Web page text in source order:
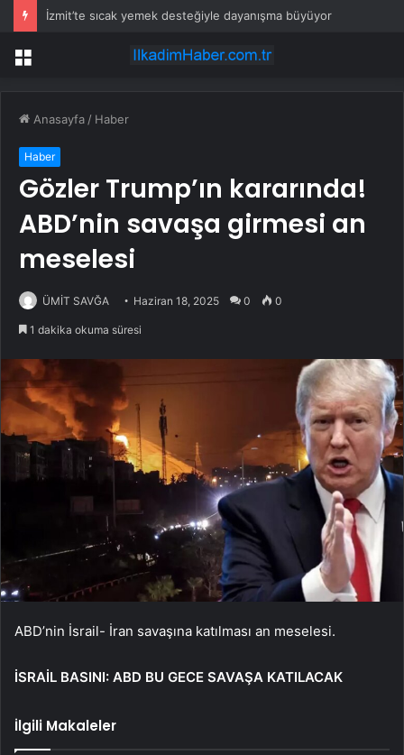
İzmit’te sıcak yemek desteğiyle dayanışma büyüyor
Menü
Anasayfa / Haber
Haber
Gözler Trump’ın kararında!
ABD’nin savaşa girmesi an
meselesi
ÜMİT SAVĞA Haziran 18, 2025 0 0
1 dakika okuma süresi
ABD’nin İsrail- İran savaşına katılması an meselesi.
İSRAİL BASINI: ABD BU GECE SAVAŞA KATILACAK
İlgili Makaleler